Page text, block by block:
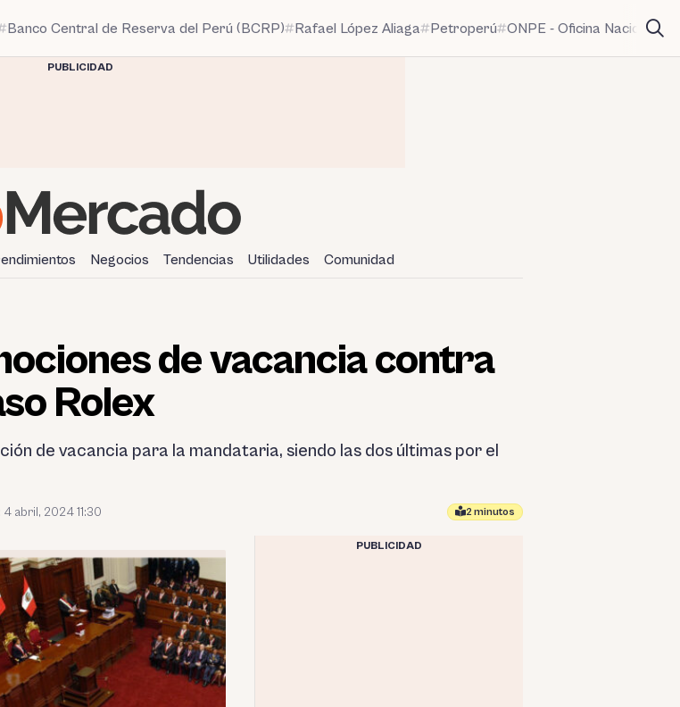
Banco Central de Reserva del Perú (BCRP) Rafael López Aliaga Petroperú ONPE - Oficina Nacional
PUBLICIDAD
Negocios Tendencias Utilidades Comunidad
de vacancia contra
Rolex
de vacancia para la mandataria, siendo las dos últimas por el
abril, 2024 11:30 2 minutos
PUBLICIDAD